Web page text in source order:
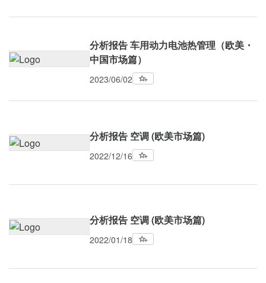
分析报告 车用动力电池热管理（欧美・
中国市场篇）
2023/06/02
分析报告 空调 (欧美市场篇)
2022/12/16
分析报告 空调 (欧美市场篇)
2022/01/18